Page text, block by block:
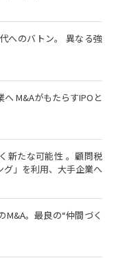
へのバトン。 異なる強
M&AがもたらすIPOと
新たな可能性 。顧問税
」を利用、大手企業へ
。最良の“仲間づく